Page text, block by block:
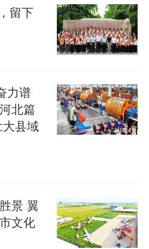
入客运企业、公交出
单位开展拉网式、全
专业化、标准化流程
落实、安全责任闭
进行系统性核查，切
行逐车查验、逐项核
全技术性能、营运资
留下
力谱
北篇
县域
景 翼
文化